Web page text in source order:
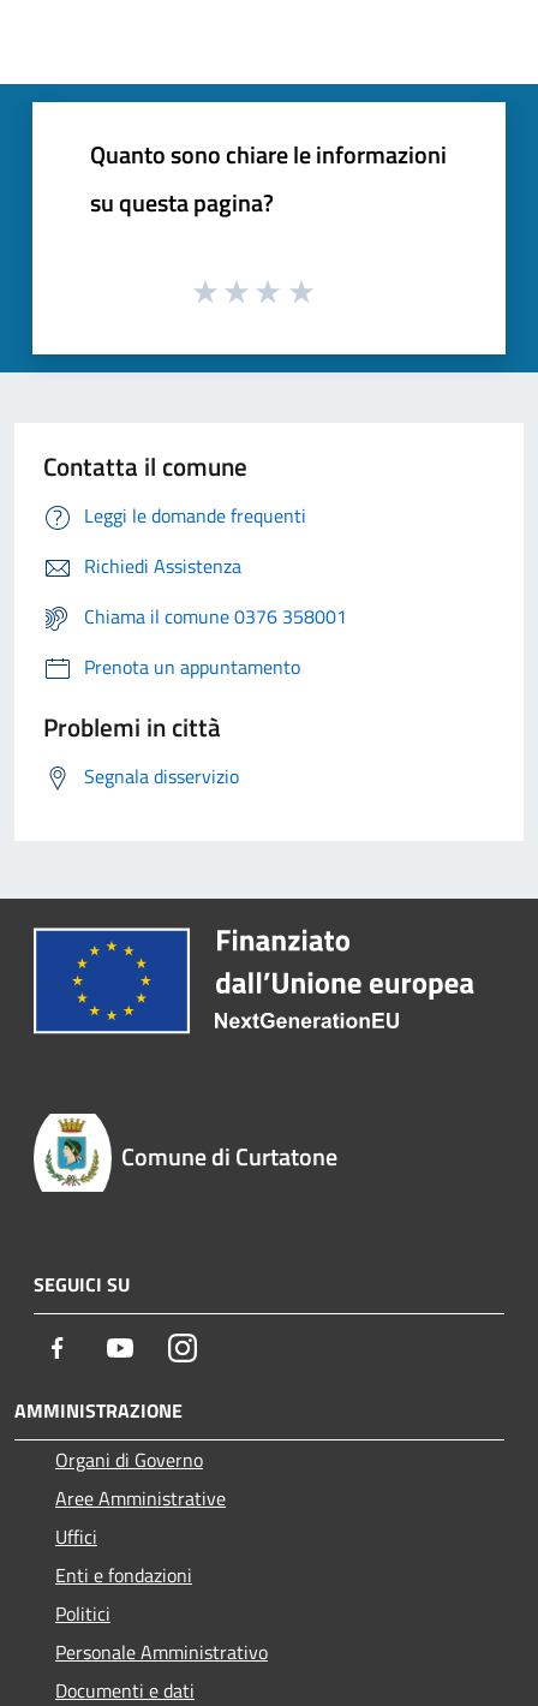
Quanto sono chiare le informazioni
su questa pagina?
Contatta il comune
Leggi le domande frequenti
Richiedi Assistenza
Chiama il comune 0376 358001
Prenota un appuntamento
Problemi in città
Segnala disservizio
Comune di Curtatone
SEGUICI SU
Facebook YoutubeInstagram
AMMINISTRAZIONE
Organi di Governo
Aree Amministrative
Uffici
Enti e fondazioni
Politici
Personale Amministrativo
Documenti e dati